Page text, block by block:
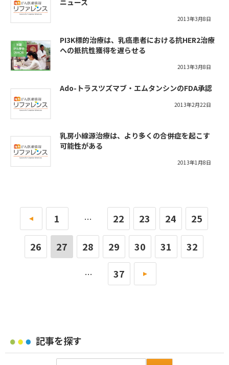
ニュース
2013年3月8日
PI3K標的治療は、乳癌患者における抗HER2治療
への抵抗性獲得を遅らせる
2013年3月8日
Ado-トラスツズマブ・エムタンシンのFDA承認
2013年2月22日
乳房小線源治療は、より多くの合併症を起こす
可能性がある
2013年1月8日
« 1 … 22 23 24 25
26 27 28 29 30 31 32
… 37 »
記事を探す